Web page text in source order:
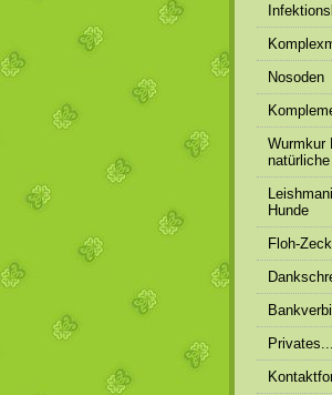
Nosoden
Wurmkur
Hunde
Floh-